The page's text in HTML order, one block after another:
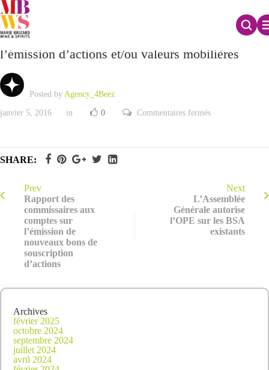
Rapport des commissaires aux comptes sur
l’émission d’actions et/ou valeurs mobilières
Posted by Agency_4Beez
janvier 5, 2016 in 0 Commentaires ferméssur
et/ou
valeurs
mobilières
SHARE:
Prev
Rapport des
commissaires aux
comptes sur
l’émission de
nouveaux bons de
souscription
d’actions
Next
L’Assemblée
Générale autorise
l’OPE sur les BSA
existants
Archives
février 2025
octobre 2024
septembre 2024
juillet 2024
avril 2024